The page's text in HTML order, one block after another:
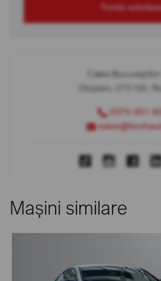
Trimite
Calea Bucureștilor
Otopeni, 075100,
0374 451
Mașini similare